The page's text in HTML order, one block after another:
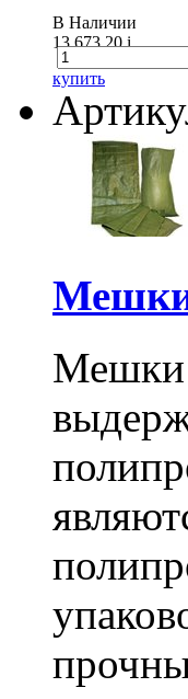
В Наличии
13 673.20i
купить
Мешки
Мешки